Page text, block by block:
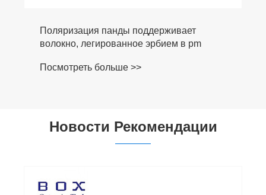
Поляризация панды поддерживает
волокно, легированное эрбием в pm
Посмотреть больше >>
Новости Рекомендации